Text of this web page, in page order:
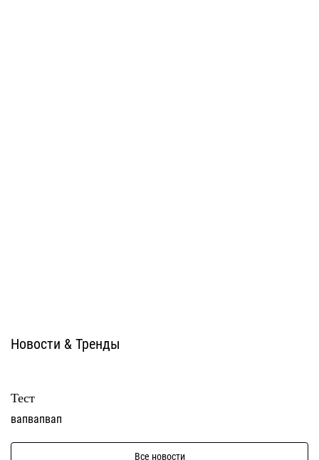
Новости & Тренды
Тест
вапвапвап
Все новости